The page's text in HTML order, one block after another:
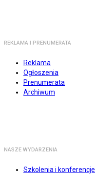
REKLAMA I PRENUMERATA
Reklama
Ogłoszenia
Prenumerata
Archiwum
NASZE WYDARZENIA
Szkolenia i konferencje